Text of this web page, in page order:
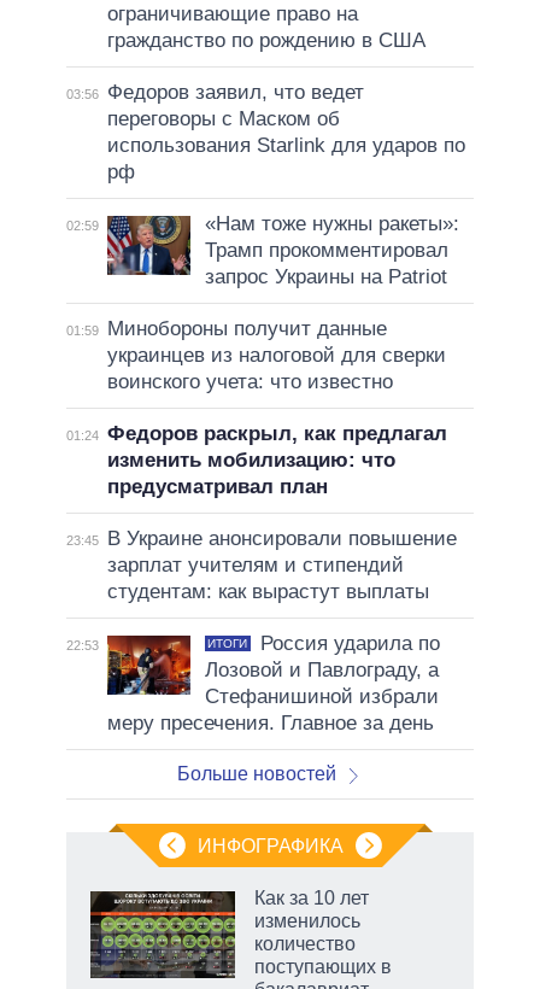
ограничивающие право на
гражданство по рождению в США
03:56
Федоров заявил, что ведет
переговоры с Маском об
использования Starlink для ударов по
рф
02:59
«Нам тоже нужны ракеты»:
Трамп прокомментировал
запрос Украины на Patriot
01:59
Минобороны получит данные
украинцев из налоговой для сверки
воинского учета: что известно
01:24 Федоров раскрыл, как предлагал
изменить мобилизацию: что
предусматривал план
23:45
В Украине анонсировали повышение
зарплат учителям и стипендий
студентам: как вырастут выплаты
22:53 ИТОГИ
Россия ударила по
Лозовой и Павлограду, а
Стефанишиной избрали
меру пресечения. Главное за день
Больше новостей
ИНФОГРАФИКА
Как за 10 лет
изменилось
количество
поступающих в